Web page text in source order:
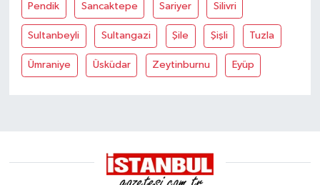
Pendik Sancaktepe Sariyer Silivri
Sultanbeyli Sultangazi Şile Şişli Tuzla
Ümraniye Üsküdar Zeytinburnu Eyüp